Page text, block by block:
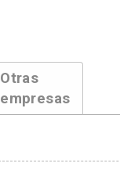
Otras
empresas